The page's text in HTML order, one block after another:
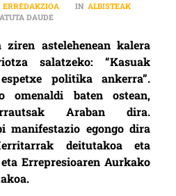
ERREDAKZIOA IN ALBISTEAK
DAUDEOIER GOMEZEN ERRAUTSAK
astelehenean kalera
salatzeko: “Kasuak
politika ankerra”.
omenaldi baten ostean,
Araban dira.
manifestazio egongo dira
deitutakoa eta
Errepresioaren Aurkako